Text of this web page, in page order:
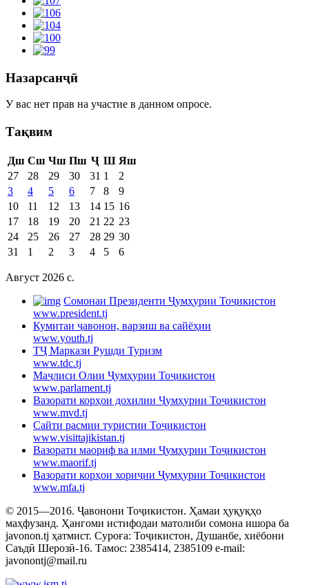
Назарсанҷӣ
У вас нет прав на участие в данном опросе.
Тақвим
Дш Сш Чш Пш Ҷ Ш Яш
27
28 29 30 31 1
2
3
4 5 6 7 8
9
10
11 12 13 14 15 16
17
18 19 20 21 22 23
24
25 26 27 28 29 30
31
1 2 3 4 5 6
Август 2026 c.
Cомонаи Президенти Ҷумҳурии Тоҷикистон
www.president.tj
Кумитаи ҷавонон, варзиш ва сайёҳии
www.youth.tj
ТҶ Маркази Рушди Туризм
www.tdc.tj
Маҷлиси Олии Ҷумҳурии Тоҷикистон
www.parlament.tj
Вазорати корҳои дохилии Ҷумҳурии Тоҷикистон
www.mvd.tj
Сайти расмии туристии Тоҷикистон
www.visittajikistan.tj
Вазорати маориф ва илми Ҷумҳурии Тоҷикистон
www.maorif.tj
Вазорати корҳои хориҷии Ҷумҳурии Тоҷикистон
www.mfa.tj
© 2015—2016. Ҷавонони Тоҷикистон. Ҳамаи ҳуқуқҳо
маҳфузанд. Ҳангоми истифодаи матолиби сомона ишора ба
javonon.tj ҳатмист. Суроға: Тоҷикистон, Душанбе, хиёбони
Саъдӣ Шерозӣ-16. Тамос: 2385414, 2385109 e-mail:
javonontj@mail.ru